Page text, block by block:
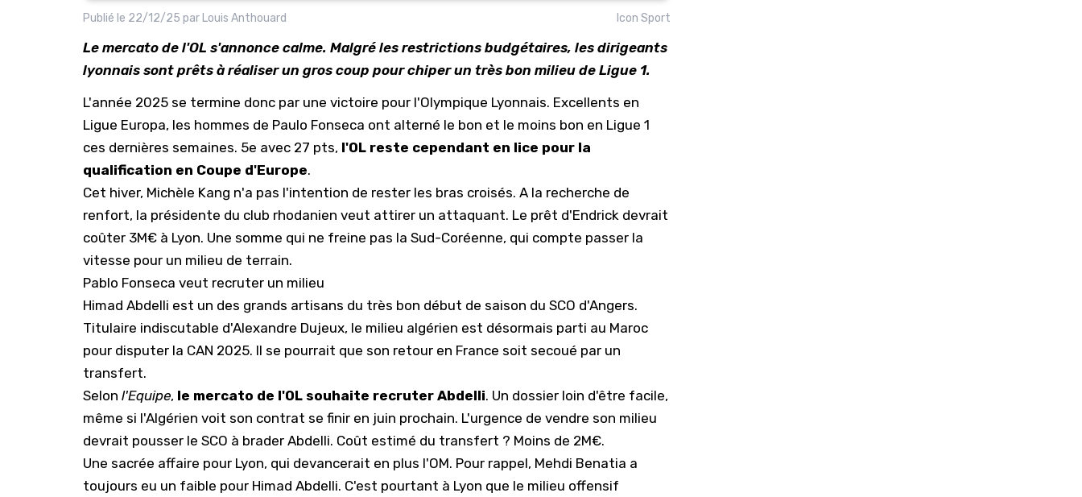
Publié le 22/12/25 par Louis Anthouard Icon Sport
Le mercato de l'OL s'annonce calme. Malgré les restrictions budgétaires, les dirigeants
lyonnais sont prêts à réaliser un gros coup pour chiper un très bon milieu de Ligue 1.
L'année 2025 se termine donc par une victoire pour l'Olympique Lyonnais. Excellents en
Ligue Europa, les hommes de Paulo Fonseca ont alterné le bon et le moins bon en Ligue 1
ces dernières semaines. 5e avec 27 pts, l'OL reste cependant en lice pour la
qualification en Coupe d'Europe.
Cet hiver, Michèle Kang n'a pas l'intention de rester les bras croisés. A la recherche de
renfort, la présidente du club rhodanien veut attirer un attaquant. Le prêt d'Endrick devrait
coûter 3M€ à Lyon. Une somme qui ne freine pas la Sud-Coréenne, qui compte passer la
vitesse pour un milieu de terrain.
Pablo Fonseca veut recruter un milieu
Himad Abdelli est un des grands artisans du très bon début de saison du SCO d'Angers.
Titulaire indiscutable d'Alexandre Dujeux, le milieu algérien est désormais parti au Maroc
pour disputer la CAN 2025. Il se pourrait que son retour en France soit secoué par un
transfert.
Selon l'Equipe, le mercato de l'OL souhaite recruter Abdelli. Un dossier loin d'être facile,
même si l'Algérien voit son contrat se finir en juin prochain. L'urgence de vendre son milieu
devrait pousser le SCO à brader Abdelli. Coût estimé du transfert ? Moins de 2M€.
Une sacrée affaire pour Lyon, qui devancerait en plus l'OM. Pour rappel, Mehdi Benatia a
toujours eu un faible pour Himad Abdelli. C'est pourtant à Lyon que le milieu offensif